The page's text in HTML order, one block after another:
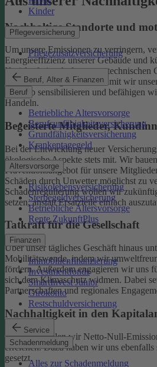
Kinder
Pflegeversicherung
Pflegezusatzversicherung
Beruf, Alter & Finanzen
Beruf
Betriebliche Altersvorsorge
Berufsunfähigkeitsversicherung
Grundfähigkeitsversicherung
Krankentagegeld
Altersvorsorge
Risikolebensversicherung
Sterbegeldversicherung
Betriebliche Altersvorsorge
Rente ZukunftPlus
Finanzen
Immobilienfinanzierung
Investmentfonds
SmartInvest Junior
Girokonto
Restschuldversicherung
Service
Schadenmeldung
Alles zur Schadenmeldung
Nachhaltige Standorte und
Um unsere Emissionen zu verringern,
Energieeffizienz unserer Gebäude und
Kreislaufwirtschaft unserer technischen
sind ein wichtiger Hebel, damit wir
Deshalb sensibilisieren und befähigen
Handeln.
Begeisterte Mitglieder,
Bei der Entwicklung neuer
ökologische Aspekte stets mit. Wir
Präventionsangebot für unsere
Schäden durch Unwetter möglichst zu
Schadenregulierung wollen wir
setzen, anstatt Ersatzteile einfach
Tatkraft für die Gesellschaft
Über unser tägliches Geschäft hinaus
Mobilitätswende, indem wir
fördern. Außerdem engagieren wir uns
sich dem Klimaschutz widmen. Dabei
Partnerschaften und regionales
Nachhaltigkeit in den
Bis 2050 wollen wir Netto-Null-
erreichen. Dazu haben wir uns
gesetzt.